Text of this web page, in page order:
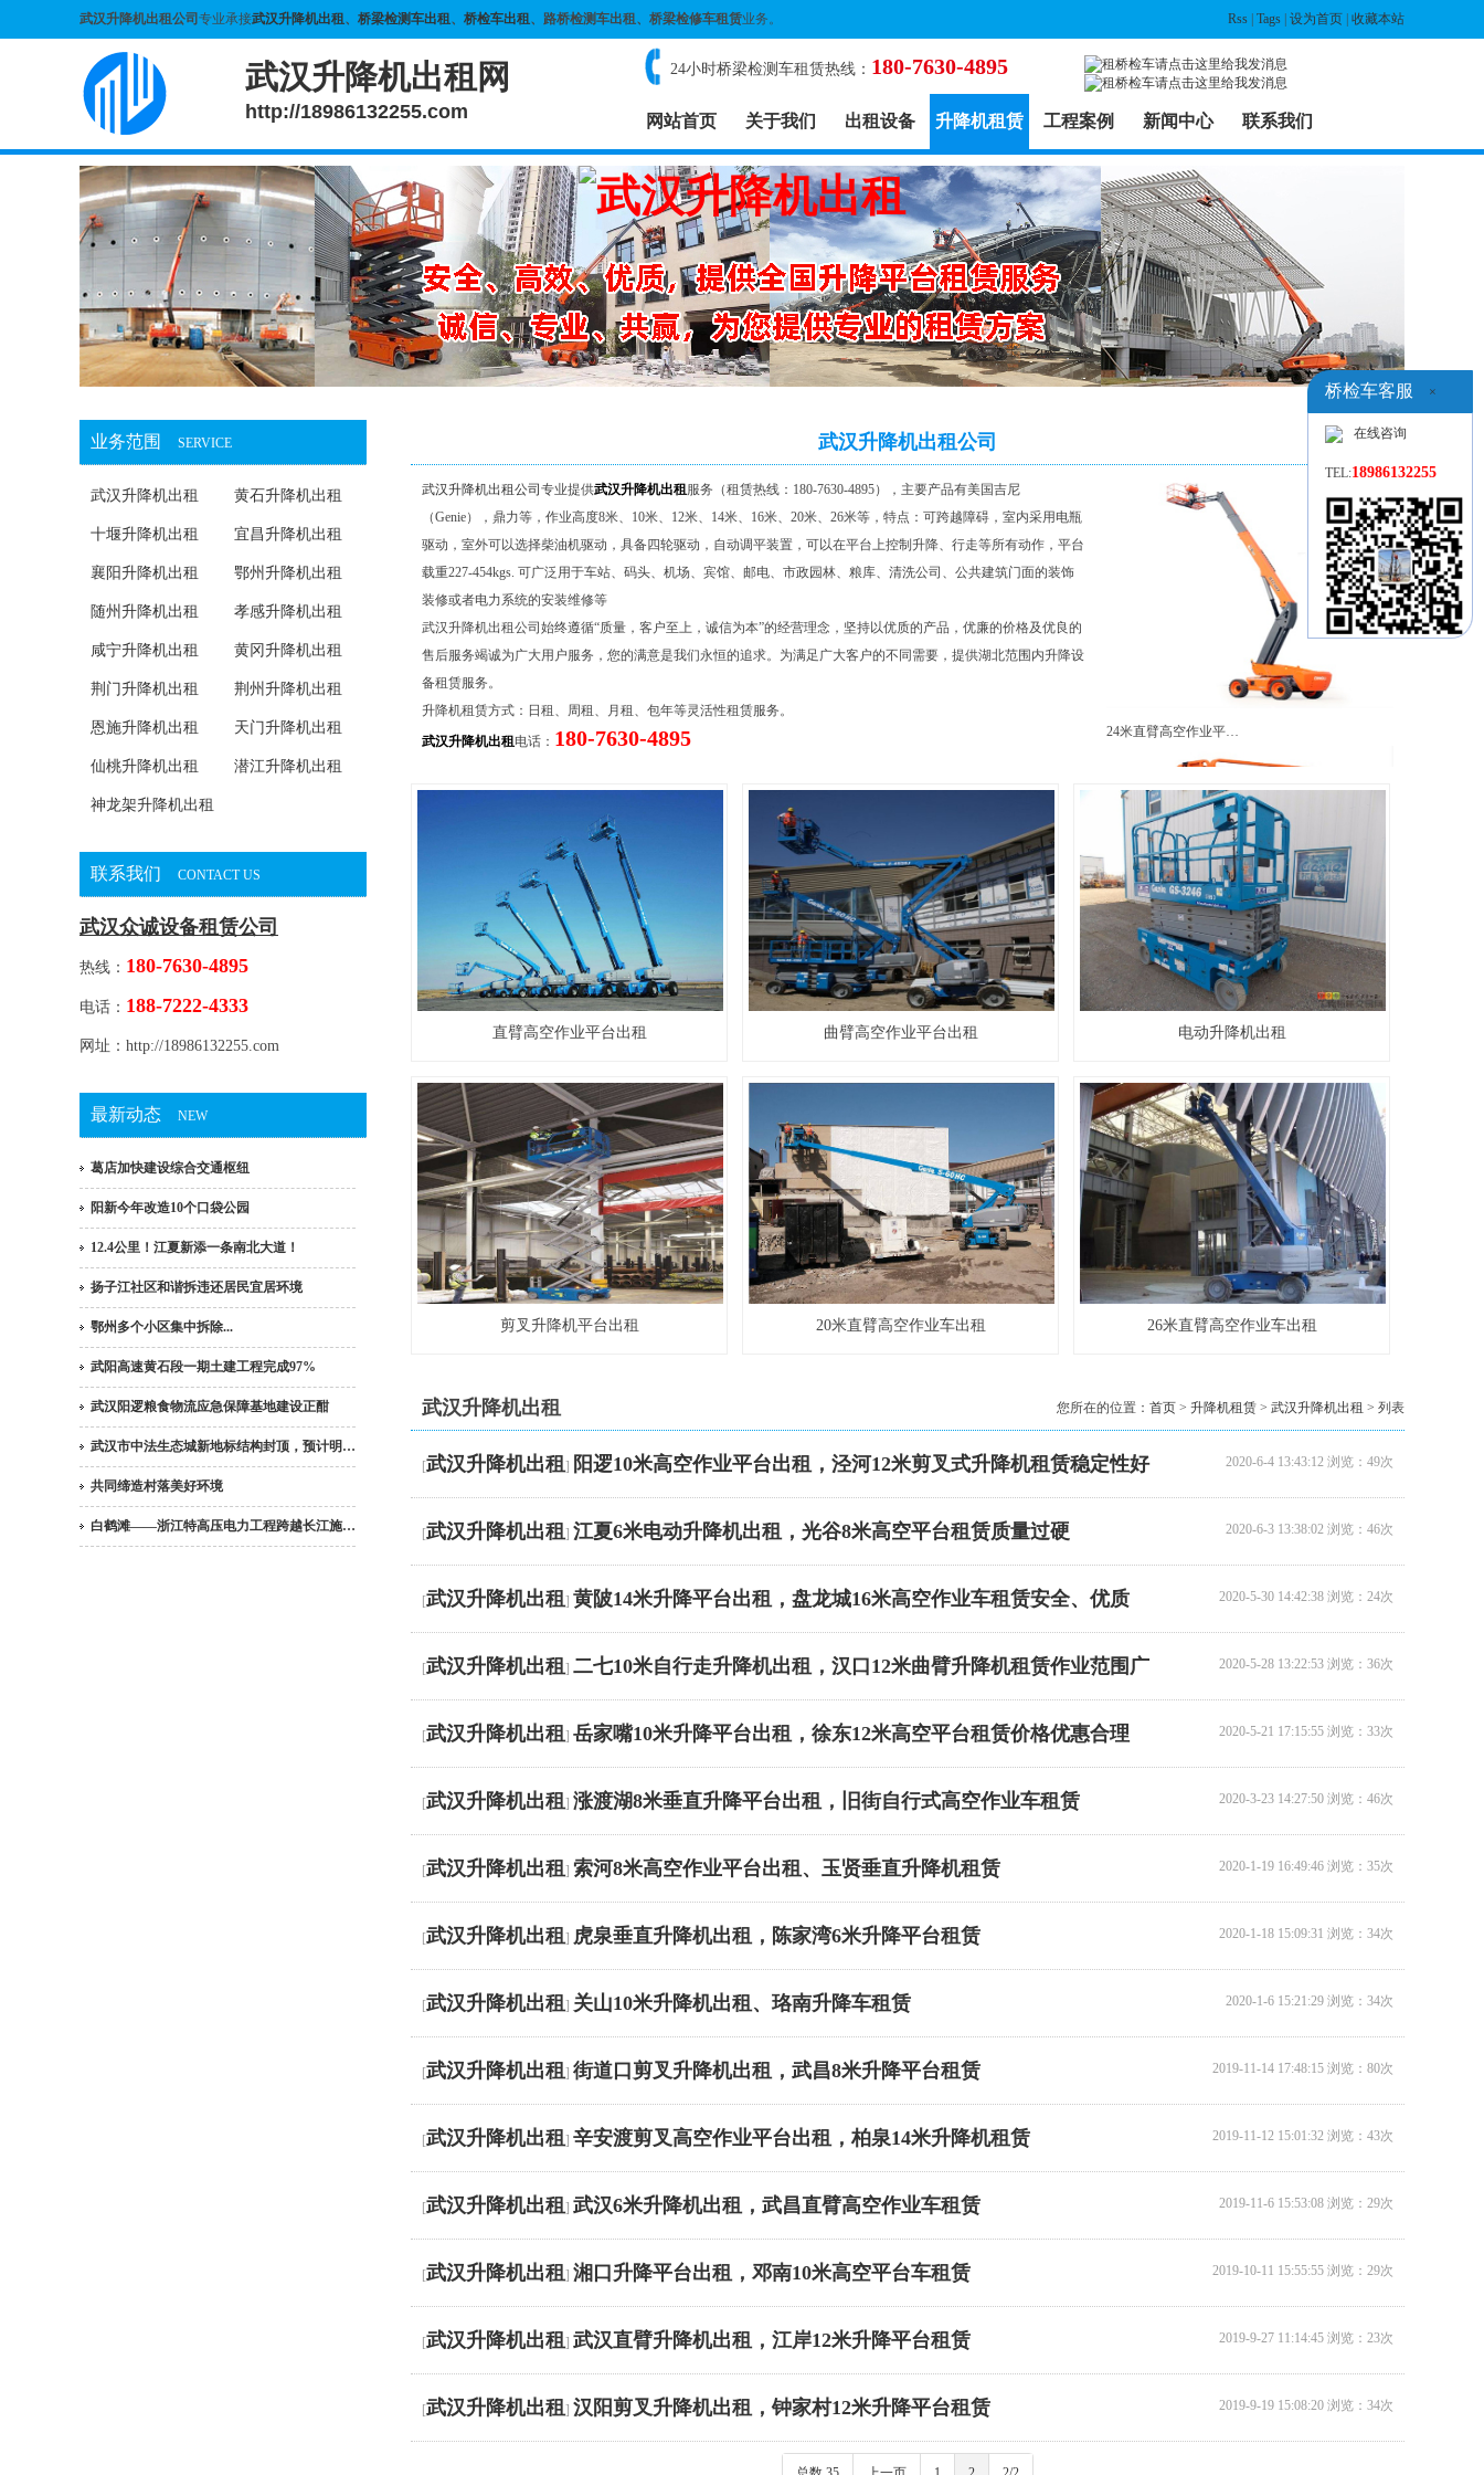
武汉升降机出租公司 专业承接武汉升降机出租、 桥梁检测车出租、 桥检车出租、路桥检测车出租、桥梁检修车租赁业务。 Rss Tags 设为首页 收藏本站
武汉升降机出租网
http://18986132255.com
24小时桥梁检测车租赁热线： 180-7630-4895
网站首页 关于我们 出租设备 升降机租赁 工程案例 新闻中心 联系我们
业务范围 SERVICE
武汉升降机出租 黄石升降机出租
十堰升降机出租 宜昌升降机出租
襄阳升降机出租 鄂州升降机出租
随州升降机出租 孝感升降机出租
咸宁升降机出租 黄冈升降机出租
荆门升降机出租 荆州升降机出租
恩施升降机出租 天门升降机出租
仙桃升降机出租 潜江升降机出租
神龙架升降机出租
联系我们 CONTACT US
武汉众诚设备租赁公司
热线： 180-7630-4895
电话： 188-7222-4333
网址：http://18986132255.com
最新动态 NEW
葛店加快建设综合交通枢纽
阳新今年改造10个口袋公园
12.4公里！江夏新添一条南北大道！
扬子江社区和谐拆违还居民宜居环境
鄂州多个小区集中拆除...
武阳高速黄石段一期土建工程完成97%
武汉阳逻粮食物流应急保障基地建设正酣
武汉市中法生态城新地标结构封顶，预计明…
共同缔造村落美好环境
白鹤滩——浙江特高压电力工程跨越长江施…
武汉升降机出租公司
24米直臂高空作业平…
8米升降机出租
10米升降机出租
1
武汉升降机出租公司 专业提供武汉升降机出租服务（租赁热线：180-7630-4895），主要产品有美国吉尼
（Genie），鼎力等，作业高度8米、10米、12米、14米、16米、20米、26米等，特点：可跨越障碍，室内采用电瓶
驱动，室外可以选择柴油机驱动，具备四轮驱动，自动调平装置，可以在平台上控制升降、行走等所有动作，平台
载重227-454kgs. 可广泛用于车站、码头、机场、宾馆、邮电、市政园林、粮库、清洗公司、公共建筑门面的装饰
装修或者电力系统的安装维修等
武汉升降机出租公司始终遵循“质量，客户至上，诚信为本”的经营理念，坚持以优质的产品，优廉的价格及优良的
售后服务竭诚为广大用户服务，您的满意是我们永恒的追求。为满足广大客户的不同需要，提供湖北范围内升降设
备租赁服务。
升降机租赁方式：日租、周租、月租、包年等灵活性租赁服务。
武汉升降机出租电话： 180-7630-4895
直臂高空作业平台出租 曲臂高空作业平台出租 电动升降机出租
剪叉升降机平台出租 20米直臂高空作业车出租 26米直臂高空作业车出租
您所在的位置： 首页 > 升降机租赁 > 武汉升降机出租 > 列表
武汉升降机出租
2020-6-4 13:43:12 浏览：49次
[武汉升降机出租] 阳逻10米高空作业平台出租，泾河12米剪叉式升降机租赁稳定性好
2020-6-3 13:38:02 浏览：46次
[武汉升降机出租] 江夏6米电动升降机出租，光谷8米高空平台租赁质量过硬
2020-5-30 14:42:38 浏览：24次
[武汉升降机出租] 黄陂14米升降平台出租，盘龙城16米高空作业车租赁安全、优质
2020-5-28 13:22:53 浏览：36次
[武汉升降机出租] 二七10米自行走升降机出租，汉口12米曲臂升降机租赁作业范围广
2020-5-21 17:15:55 浏览：33次
[武汉升降机出租] 岳家嘴10米升降平台出租，徐东12米高空平台租赁价格优惠合理
2020-3-23 14:27:50 浏览：46次
[武汉升降机出租] 涨渡湖8米垂直升降平台出租，旧街自行式高空作业车租赁
2020-1-19 16:49:46 浏览：35次
[武汉升降机出租] 索河8米高空作业平台出租、玉贤垂直升降机租赁
2020-1-18 15:09:31 浏览：34次
[武汉升降机出租] 虎泉垂直升降机出租，陈家湾6米升降平台租赁
2020-1-6 15:21:29 浏览：34次
[武汉升降机出租] 关山10米升降机出租、珞南升降车租赁
2019-11-14 17:48:15 浏览：80次
[武汉升降机出租] 街道口剪叉升降机出租，武昌8米升降平台租赁
2019-11-12 15:01:32 浏览：43次
[武汉升降机出租] 辛安渡剪叉高空作业平台出租，柏泉14米升降机租赁
2019-11-6 15:53:08 浏览：29次
[武汉升降机出租] 武汉6米升降机出租，武昌直臂高空作业车租赁
2019-10-11 15:55:55 浏览：29次
[武汉升降机出租] 湘口升降平台出租，邓南10米高空平台车租赁
2019-9-27 11:14:45 浏览：23次
[武汉升降机出租] 武汉直臂升降机出租，江岸12米升降平台租赁
2019-9-19 15:08:20 浏览：34次
[武汉升降机出租] 汉阳剪叉升降机出租，钟家村12米升降平台租赁
桥检车客服 ×
在线咨询
TEL:18986132255